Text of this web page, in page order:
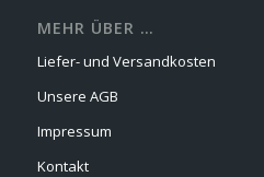
MEHR ÜBER …
Liefer- und Versandkosten
Unsere AGB
Impressum
Kontakt